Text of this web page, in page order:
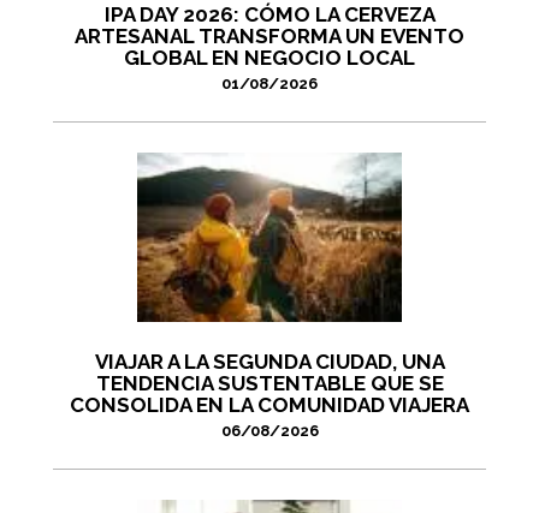
IPA DAY 2026: CÓMO LA CERVEZA
ARTESANAL TRANSFORMA UN EVENTO
GLOBAL EN NEGOCIO LOCAL
01/08/2026
VIAJAR A LA SEGUNDA CIUDAD, UNA
TENDENCIA SUSTENTABLE QUE SE
CONSOLIDA EN LA COMUNIDAD VIAJERA
06/08/2026